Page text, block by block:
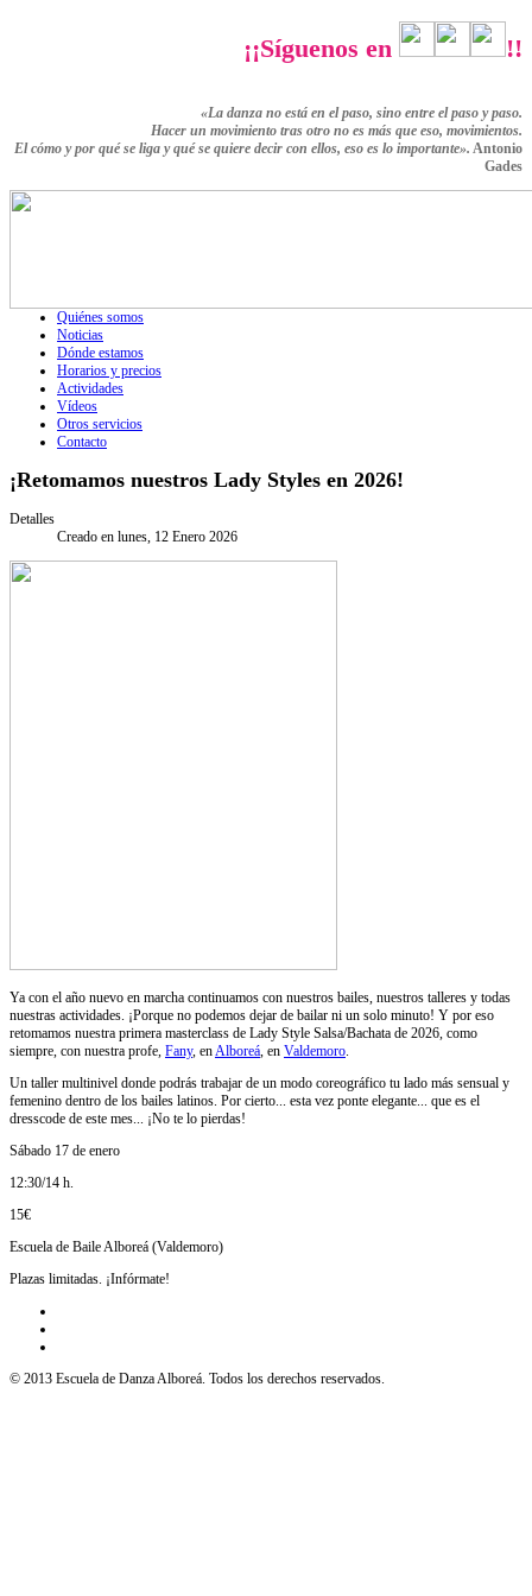
¡¡Síguenos en !!
«La danza no está en el paso, sino entre el paso y paso.
Hacer un movimiento tras otro no es más que eso, movimientos.
El cómo y por qué se liga y qué se quiere decir con ellos, eso es lo importante». Antonio
Gades
Quiénes somos
Noticias
Dónde estamos
Horarios y precios
Actividades
Vídeos
Otros servicios
Contacto
¡Retomamos nuestros Lady Styles en 2026!
Detalles
Creado en lunes, 12 Enero 2026
Ya con el año nuevo en marcha continuamos con nuestros bailes, nuestros talleres y todas
nuestras actividades. ¡Porque no podemos dejar de bailar ni un solo minuto! Y por eso
retomamos nuestra primera masterclass de Lady Style Salsa/Bachata de 2026, como
siempre, con nuestra profe, Fany, enAlboreá, en Valdemoro.
Un taller multinivel donde podrás trabajar de un modo coreográfico tu lado más sensual y
femenino dentro de los bailes latinos. Por cierto... esta vez ponte elegante... que es el
dresscode de este mes... ¡No te lo pierdas!
Sábado 17 de enero
12:30/14 h.
15€
Escuela de Baile Alboreá (Valdemoro)
Plazas limitadas. ¡Infórmate!
© 2013 Escuela de Danza Alboreá. Todos los derechos reservados.